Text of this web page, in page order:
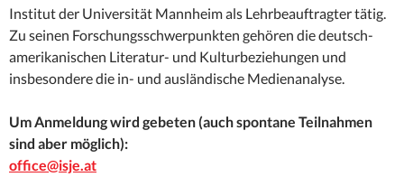
Institut der Universität Mannheim als Lehrbeauftragter tätig.
Zu seinen Forschungsschwerpunkten gehören die deutsch-
amerikanischen Literatur- und Kulturbeziehungen und
insbesondere die in- und ausländische Medienanalyse.
Um Anmeldung wird gebeten (auch spontane Teilnahmen
sind aber möglich):
office@isje.at